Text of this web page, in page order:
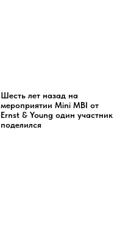
Шесть лет назад на
мероприятии Mini MBI от
Ernst & Young один участник
поделился